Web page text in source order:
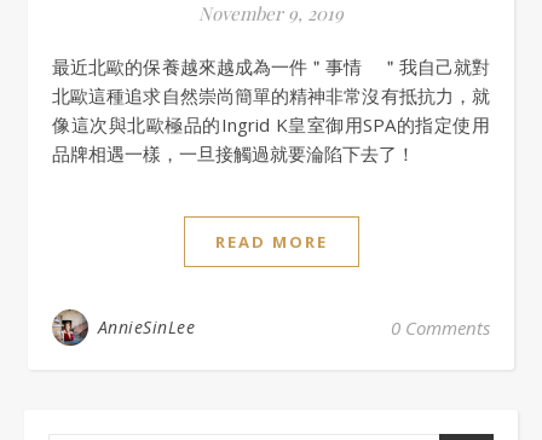
November 9, 2019
最近北歐的保養越來越成為一件＂事情 ＂我自己就對
北歐這種追求自然崇尚簡單的精神非常沒有抵抗力，就
像這次與北歐極品的Ingrid K皇室御用SPA的指定使用
品牌相遇一樣，一旦接觸過就要淪陷下去了！
READ MORE
AnnieSinLee 0 Comments